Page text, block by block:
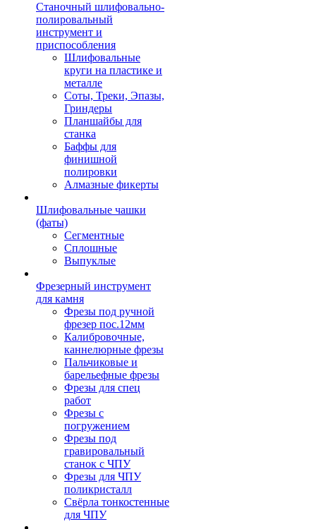
Станочный шлифовально-
полировальный
инструмент и
приспособления
Шлифовальные
круги на пластике и
металле
Соты, Треки, Эпазы,
Гриндеры
Планшайбы для
станка
Баффы для
финишной
полировки
Алмазные фикерты
Шлифовальные чашки
(фаты)
Сегментные
Сплошные
Выпуклые
Фрезерный инструмент
для камня
Фрезы под ручной
фрезер пос.12мм
Калибровочные,
каннелюрные фрезы
Пальчиковые и
барельефные фрезы
Фрезы для спец
работ
Фрезы с
погружением
Фрезы под
гравировальный
станок с ЧПУ
Фрезы для ЧПУ
поликристалл
Свёрла тонкостенные
для ЧПУ